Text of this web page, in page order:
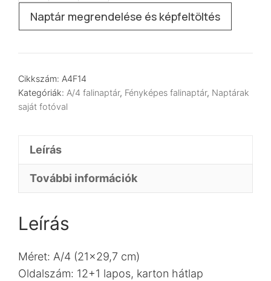
A/4
falinaptár
Naptár megrendelése és képfeltöltés
Cikkszám: A4F14
Kategóriák: A/4 falinaptár, Fényképes falinaptár, Naptárak
saját fotóval
Leírás
További információk
Leírás
Méret: A/4 (21×29,7 cm)
Oldalszám: 12+1 lapos, karton hátlap